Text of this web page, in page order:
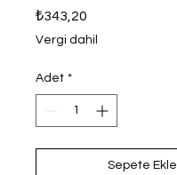
₺343,20
Vergi dahil
Adet *
Sepete Ekle